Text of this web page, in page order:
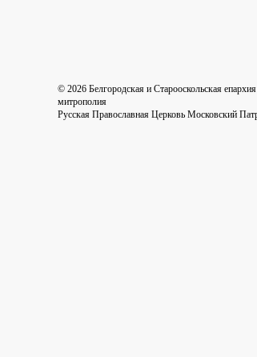
© 2026 Белгородская и Старооскольская
митрополия
Русская Православная Церковь Московский